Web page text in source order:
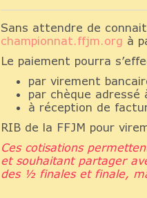
Sans attendre de
championnat.ffjm.org à
Le paiement pourra
par virement
par chèque adressé
à réception de
RIB de la FFJM pour
Ces cotisations
et souhaitant partager
des ½ finales et finale,